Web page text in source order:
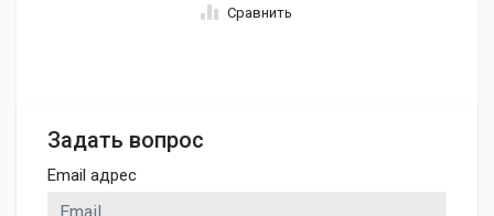
Сравнить
Задать вопрос
Email адрес